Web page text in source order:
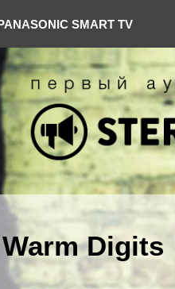
SMART TV
Warm Digits